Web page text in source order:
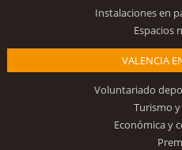
Instalaciones en
Espacios
VALENCIA
Voluntariado
Turismo
Económica y